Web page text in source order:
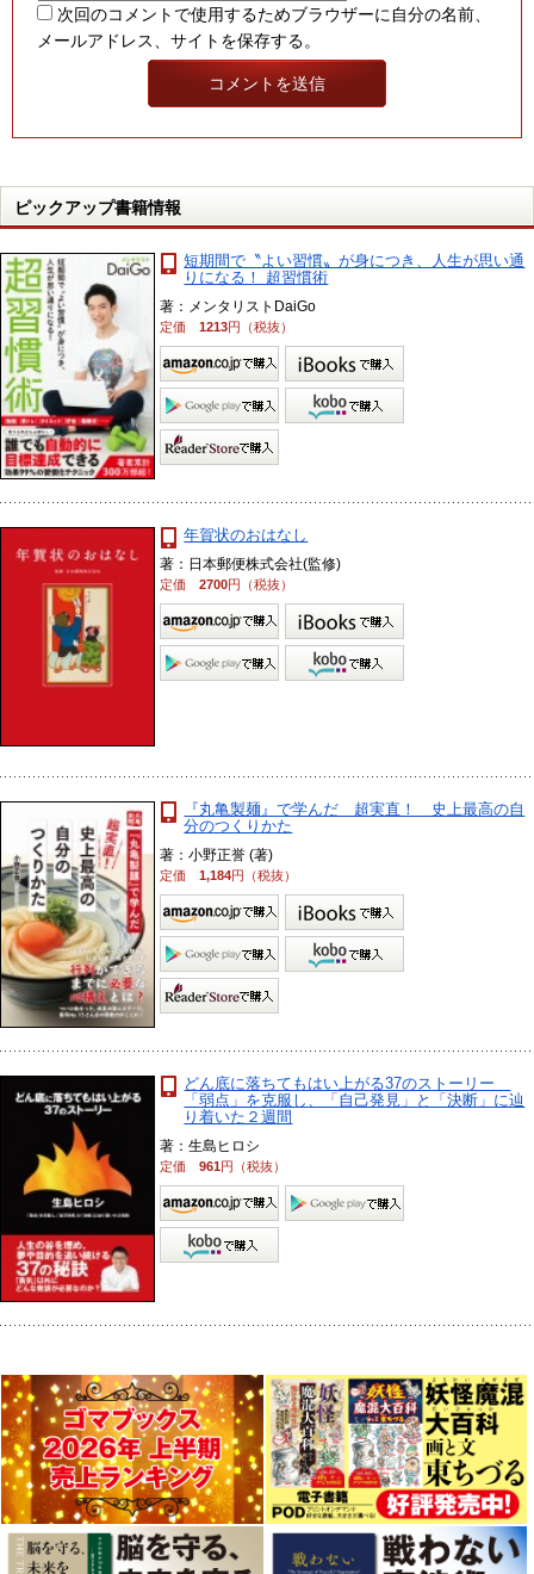
次回のコメントで使用するためブラウザーに自分の名前、
メールアドレス、サイトを保存する。
ピックアップ書籍情報
短期間で〝よい習慣〟が身につき、人生が思い通
りになる！ 超習慣術
著：メンタリストDaiGo
定価1213円（税抜）
年賀状のおはなし
著：日本郵便株式会社(監修)
定価2700円（税抜）
『丸亀製麺』で学んだ 超実直！ 史上最高の自
分のつくりかた
著：小野正誉 (著)
定価1,184円（税抜）
どん底に落ちてもはい上がる37のストーリー
「弱点」を克服し、「自己発見」と「決断」に辿
り着いた２週間
著：生島ヒロシ
定価961円（税抜）